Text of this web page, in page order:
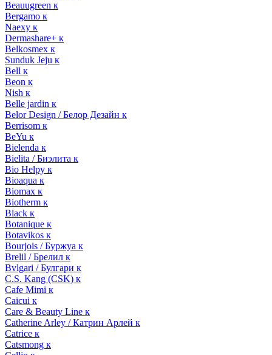
Beauugreen к
Bergamo к
Naexy к
Dermashare+ к
Belkosmex к
Sunduk Jeju к
Bell к
Beon к
Nish к
Belle jardin к
Belor Design / Белор Дезайн к
Berrisom к
BeYu к
Bielenda к
Bielita / Биэлита к
Bio Helpy к
Bioaqua к
Biomax к
Biotherm к
Black к
Botanique к
Botavikos к
Bourjois / Буржуа к
Brelil / Брелил к
Bvlgari / Булгари к
C.S. Kang (CSK) к
Cafe Mimi к
Caicui к
Care & Beauty Line к
Catherine Arley / Катрин Арлей к
Catrice к
Catsmong к